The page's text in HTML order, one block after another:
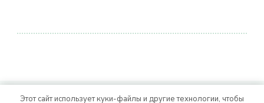
Этот сайт использует куки-файлы и другие технологии, чтобы